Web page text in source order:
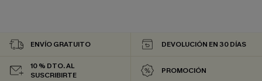
ENVÍO GRATUITO DEVOLUCIÓN EN 30 DÍAS
10 % DTO. AL
SUSCRIBIRTE
PROMOCIÓN